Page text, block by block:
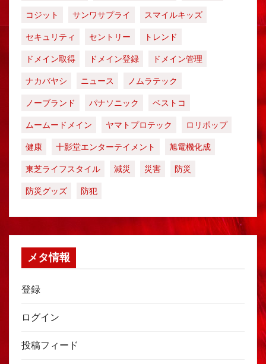
コジット
サンワサプライ
スマイルキッズ
セキュリティ
セントリー
トレンド
ドメイン取得
ドメイン登録
ドメイン管理
ナカバヤシ
ニュース
ノムラテック
ノーブランド
パナソニック
ベストコ
ムームードメイン
ヤマトプロテック
ロリポップ
健康
十影堂エンターテイメント
旭電機化成
東芝ライフスタイル
減災 災害
防災
防災グッズ
防犯
メタ情報
登録
ログイン
投稿フィード